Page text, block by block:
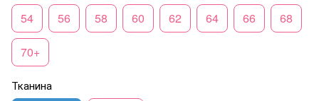
54 56 58 60 62 64 66 68
70+
Тканина